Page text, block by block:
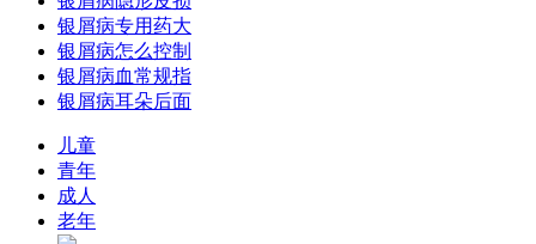
银屑病专用药大
银屑病怎么控制
银屑病血常规指
银屑病耳朵后面
儿童
青年
成人
老年